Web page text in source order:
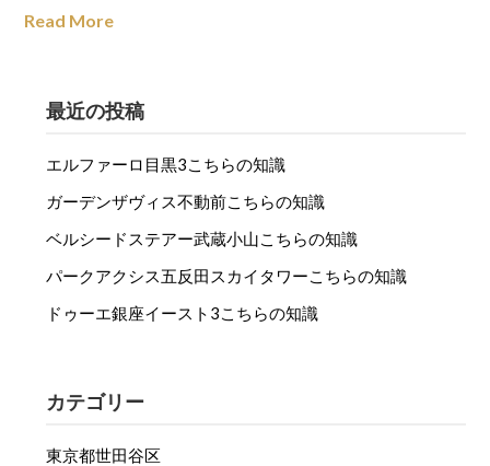
Read More
最近の投稿
エルファーロ目黒3こちらの知識
ガーデンザヴィス不動前こちらの知識
ベルシードステアー武蔵小山こちらの知識
パークアクシス五反田スカイタワーこちらの知識
ドゥーエ銀座イースト3こちらの知識
カテゴリー
東京都世田谷区